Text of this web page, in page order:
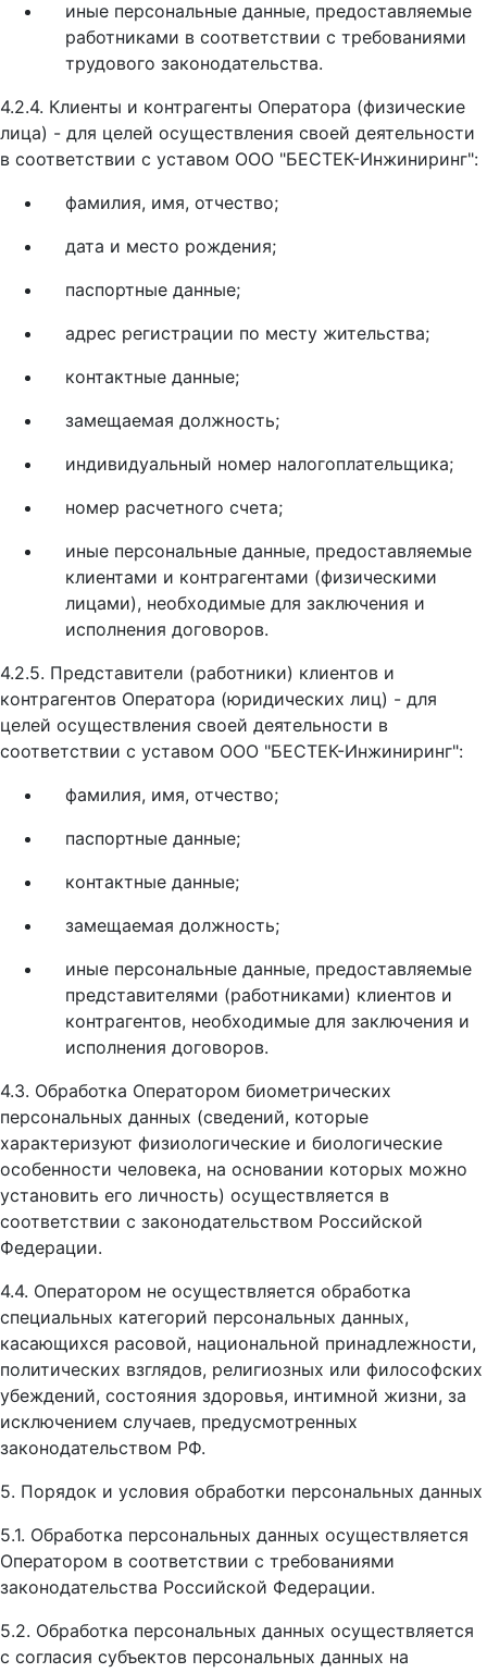
иные персональные данные, предоставляемые
работниками в соответствии с требованиями
трудового законодательства.
4.2.4. Клиенты и контрагенты Оператора (физические
лица) - для целей осуществления своей деятельности
в соответствии с уставом ООО "БЕСТЕК-Инжиниринг":
фамилия, имя, отчество;
дата и место рождения;
паспортные данные;
адрес регистрации по месту жительства;
контактные данные;
замещаемая должность;
индивидуальный номер налогоплательщика;
номер расчетного счета;
иные персональные данные, предоставляемые
клиентами и контрагентами (физическими
лицами), необходимые для заключения и
исполнения договоров.
4.2.5. Представители (работники) клиентов и
контрагентов Оператора (юридических лиц) - для
целей осуществления своей деятельности в
соответствии с уставом ООО "БЕСТЕК-Инжиниринг":
фамилия, имя, отчество;
паспортные данные;
контактные данные;
замещаемая должность;
иные персональные данные, предоставляемые
представителями (работниками) клиентов и
контрагентов, необходимые для заключения и
исполнения договоров.
4.3. Обработка Оператором биометрических
персональных данных (сведений, которые
характеризуют физиологические и биологические
особенности человека, на основании которых можно
установить его личность) осуществляется в
соответствии с законодательством Российской
Федерации.
4.4. Оператором не осуществляется обработка
специальных категорий персональных данных,
касающихся расовой, национальной принадлежности,
политических взглядов, религиозных или философских
убеждений, состояния здоровья, интимной жизни, за
исключением случаев, предусмотренных
законодательством РФ.
5. Порядок и условия обработки персональных данных
5.1. Обработка персональных данных осуществляется
Оператором в соответствии с требованиями
законодательства Российской Федерации.
5.2. Обработка персональных данных осуществляется
с согласия субъектов персональных данных на